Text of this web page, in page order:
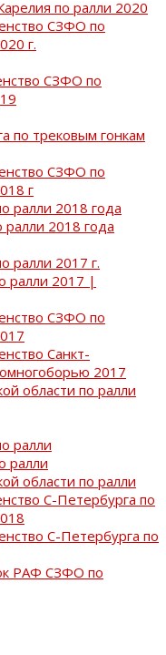
по ралли 2020
СЗФО по
г.
СЗФО по
по трековым гонкам
СЗФО по
г
ралли 2018 года
ралли 2018 года
ралли 2017 г.
ралли 2017 |
СЗФО по
Санкт-
2017
области по ралли
ралли
ралли
области по ралли
С-Петербурга по
С-Петербурга по
РАФ СЗФО по